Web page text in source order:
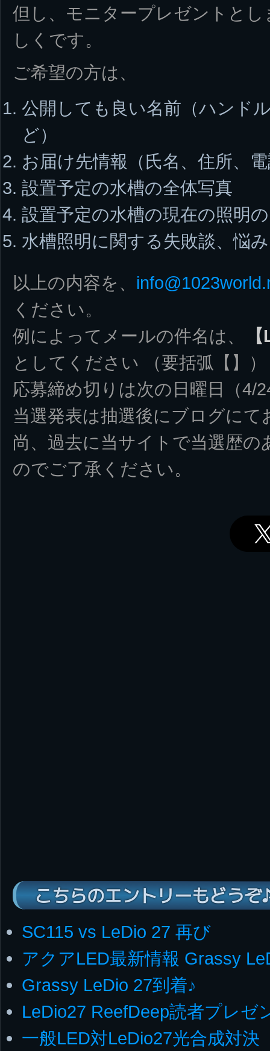
但し、モニタープレゼントと
しくです。
ご希望の方は、
公開しても良い名前（ハンド
ど）
お届け先情報（氏名、住所、
設置予定の水槽の全体写真
設置予定の水槽の現在の照明
水槽照明に関する失敗談、悩
以上の内容を、
ください。
例によってメールの件名は、
としてください （要括弧【】）
応募締め切りは次の日曜日（4/
当選発表は抽選後にブログに
尚、過去に当サイトで当選歴
のでご了承ください。
こちらのエントリーもどうぞ
SC115 vs LeDio 27 再び
アクアLED最新情報 Grassy
Grassy LeDio 27到着♪
LeDio27 ReefDeep読者プレゼ
一般LED対LeDio27光合成対決